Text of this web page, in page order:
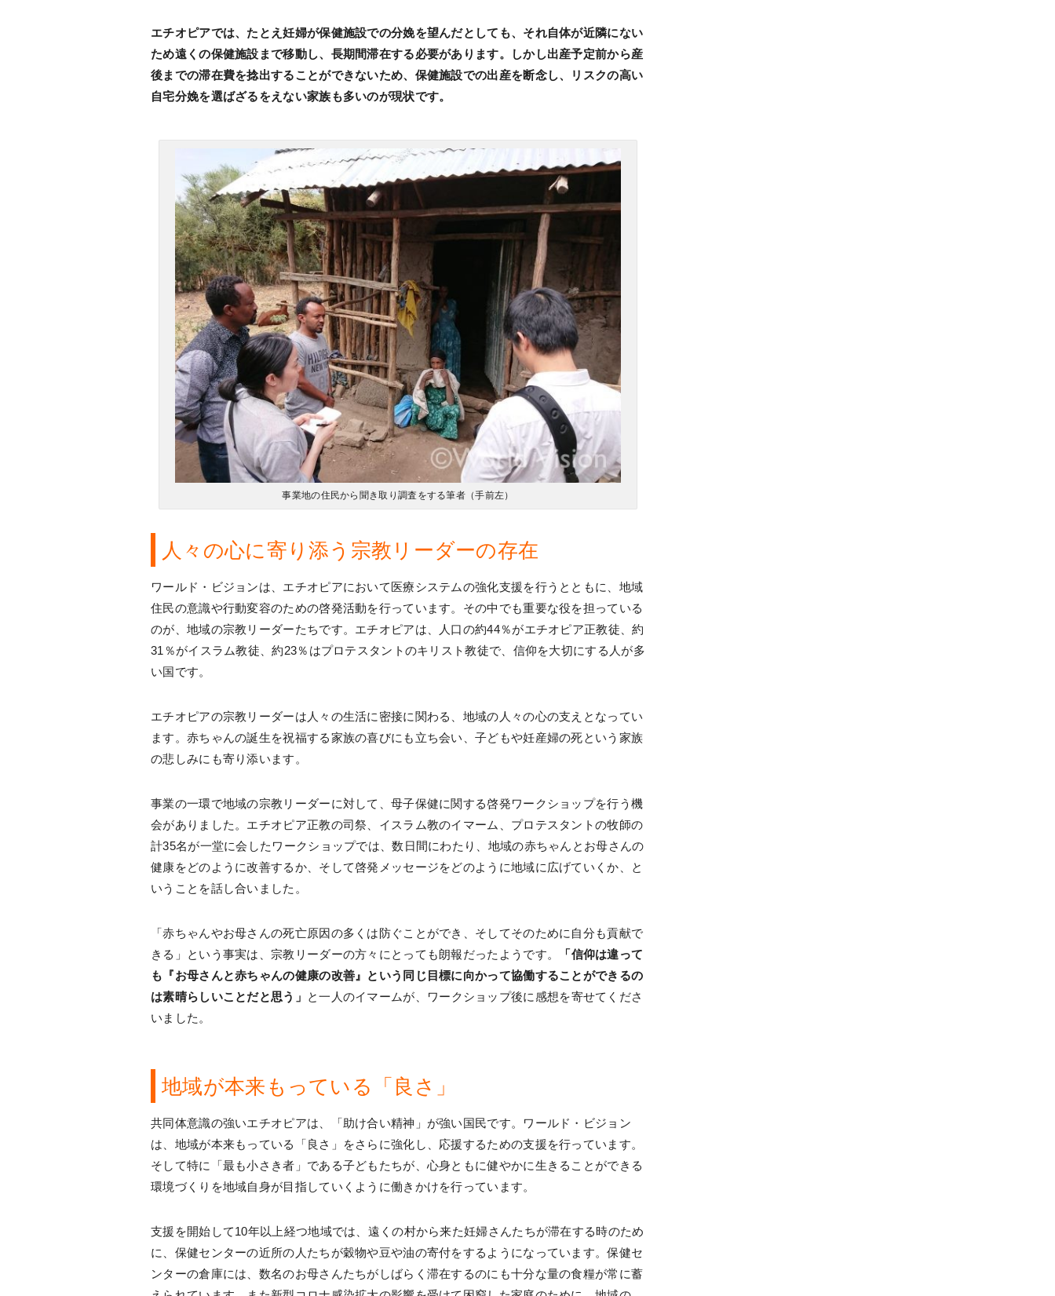
エチオピアでは、たとえ妊婦が保健施設での分娩を望んだとしても、それ自体が近隣にない
ため遠くの保健施設まで移動し、長期間滞在する必要があります。しかし出産予定前から産
後までの滞在費を捻出することができないため、保健施設での出産を断念し、リスクの高い
自宅分娩を選ばざるをえない家族も多いのが現状です。
事業地の住民から聞き取り調査をする筆者（手前左）
人々の心に寄り添う宗教リーダーの存在
ワールド・ビジョンは、エチオピアにおいて医療システムの強化支援を行うとともに、地域
住民の意識や行動変容のための啓発活動を行っています。その中でも重要な役を担っている
のが、地域の宗教リーダーたちです。エチオピアは、人口の約44％がエチオピア正教徒、約
31％がイスラム教徒、約23％はプロテスタントのキリスト教徒で、信仰を大切にする人が多
い国です。
エチオピアの宗教リーダーは人々の生活に密接に関わる、地域の人々の心の支えとなってい
ます。赤ちゃんの誕生を祝福する家族の喜びにも立ち会い、子どもや妊産婦の死という家族
の悲しみにも寄り添います。
事業の一環で地域の宗教リーダーに対して、母子保健に関する啓発ワークショップを行う機
会がありました。エチオピア正教の司祭、イスラム教のイマーム、プロテスタントの牧師の
計35名が一堂に会したワークショップでは、数日間にわたり、地域の赤ちゃんとお母さんの
健康をどのように改善するか、そして啓発メッセージをどのように地域に広げていくか、と
いうことを話し合いました。
「赤ちゃんやお母さんの死亡原因の多くは防ぐことができ、そしてそのために自分も貢献で
きる」という事実は、宗教リーダーの方々にとっても朗報だったようです。
「信仰は違って
も『お母さんと赤ちゃんの健康の改善』という同じ目標に向かって協働することができるの
は素晴らしいことだと思う」 と一人のイマームが、ワークショップ後に感想を寄せてくださ
いました。
地域が本来もっている「良さ」
共同体意識の強いエチオピアは、「助け合い精神」が強い国民です。ワールド・ビジョン
は、地域が本来もっている「良さ」をさらに強化し、応援するための支援を行っています。
そして特に「最も小さき者」である子どもたちが、心身ともに健やかに生きることができる
環境づくりを地域自身が目指していくように働きかけを行っています。
支援を開始して10年以上経つ地域では、遠くの村から来た妊婦さんたちが滞在する時のため
に、保健センターの近所の人たちが穀物や豆や油の寄付をするようになっています。保健セ
ンターの倉庫には、数名のお母さんたちがしばらく滞在するのにも十分な量の食糧が常に蓄